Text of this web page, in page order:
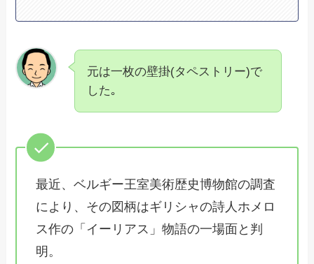
元は一枚の壁掛(タペストリー)で
した｡
最近、ベルギー王室美術歴史博物館の調査
により、その図柄はギリシャの詩人ホメロ
ス作の「イーリアス」物語の一場面と判
明。